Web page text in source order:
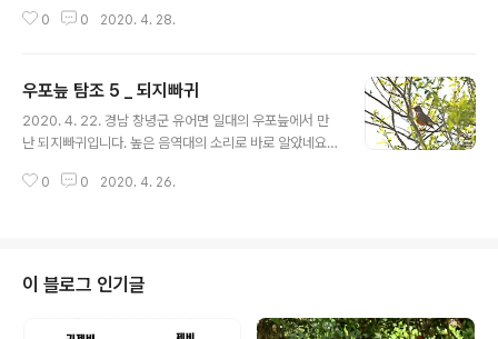
는 여름깃은 몸의 윗면이 회갈색이며, 턱선과 가슴의 검은
강의 새이야기
0 0 2020. 4. 28.
우포늪 탐조 5 _ 되지빠귀
2020. 4. 22. 경남 창녕군 유어면 일대의 우포늪에서 만
난 되지빠귀입니다. 높은 음역대의 소리로 바로 알았네요.
망원줌렌즈 150-600mm G2, 산들강의 새이야기
0 0 2020. 4. 26.
이 블로그 인기글